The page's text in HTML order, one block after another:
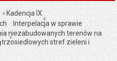
Kadencja IX
Interpelacja w sprawie
niezabudowanych terenów na
stref zieleni i